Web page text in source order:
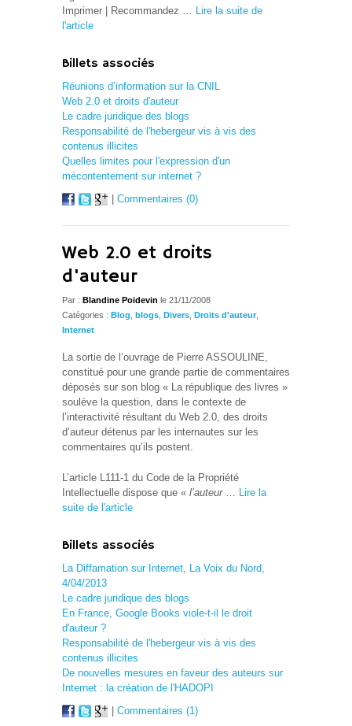
Imprimer | Recommandez … Lire la suite de
l'article
Billets associés
Réunions d’information sur la CNIL
Web 2.0 et droits d'auteur
Le cadre juridique des blogs
Responsabilité de l'hebergeur vis à vis des
contenus illicites
Quelles limites pour l'expression d'un
mécontentement sur internet ?
Commentaires (0)
Web 2.0 et droits
d'auteur
Par : Blandine Poidevin le 21/11/2008
Catégories : Blog blogs Divers Droits d'auteur,
Internet
La sortie de l’ouvrage de Pierre ASSOULINE,
constitué pour une grande partie de commentaires
déposés sur son blog « La république des livres »
soulève la question, dans le contexte de
l’interactivité résultant du Web 2.0, des droits
d’auteur détenus par les internautes sur les
commentaires qu’ils postent.
L’article L111-1 du Code de la Propriété
Intellectuelle dispose que « l’auteur … Lire la
suite de l'article
Billets associés
La Diffamation sur Internet, La Voix du Nord,
4/04/2013
Le cadre juridique des blogs
En France, Google Books viole-t-il le droit
d'auteur ?
Responsabilité de l'hebergeur vis à vis des
contenus illicites
De nouvelles mesures en faveur des auteurs sur
Internet : la création de l'HADOPI
Commentaires (1)